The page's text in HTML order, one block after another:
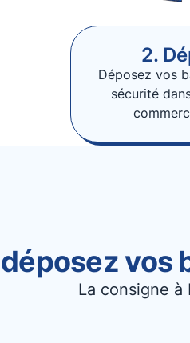
2.
Déposez vos
sécurité
vos
La consigne